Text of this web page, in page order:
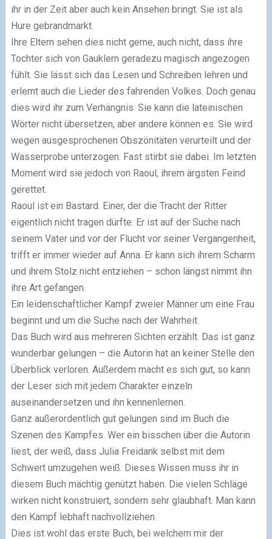
ihr in der Zeit aber auch kein Ansehen bringt. Sie ist als
Hure gebrandmarkt.
Ihre Eltern sehen dies nicht gerne, auch nicht, dass ihre
Tochter sich von Gauklern geradezu magisch angezogen
fühlt. Sie lässt sich das Lesen und Schreiben lehren und
erlernt auch die Lieder des fahrenden Volkes. Doch genau
dies wird ihr zum Verhängnis. Sie kann die lateinischen
Wörter nicht übersetzen, aber andere können es. Sie wird
wegen ausgesprochenen Obszönitäten verurteilt und der
Wasserprobe unterzogen. Fast stirbt sie dabei. Im letzten
Moment wird sie jedoch von Raoul, ihrem ärgsten Feind
gerettet.
Raoul ist ein Bastard. Einer, der die Tracht der Ritter
eigentlich nicht tragen dürfte. Er ist auf der Suche nach
seinem Vater und vor der Flucht vor seiner Vergangenheit,
trifft er immer wieder auf Anna. Er kann sich ihrem Scharm
und ihrem Stolz nicht entziehen – schon längst nimmt ihn
ihre Art gefangen.
Ein leidenschaftlicher Kampf zweier Männer um eine Frau
beginnt und um die Suche nach der Wahrheit.
Das Buch wird aus mehreren Sichten erzählt. Das ist ganz
wunderbar gelungen – die Autorin hat an keiner Stelle den
Überblick verloren. Außerdem macht es sich gut, so kann
der Leser sich mit jedem Charakter einzeln
auseinandersetzen und ihn kennenlernen.
Ganz außerordentlich gut gelungen sind im Buch die
Szenen des Kampfes. Wer ein bisschen über die Autorin
liest, der weiß, dass Julia Freidank selbst mit dem
Schwert umzugehen weiß. Dieses Wissen muss ihr in
diesem Buch mächtig genützt haben. Die vielen Schläge
wirken nicht konstruiert, sondern sehr glaubhaft. Man kann
den Kampf lebhaft nachvollziehen.
Dies ist wohl das erste Buch, bei welchem mir der